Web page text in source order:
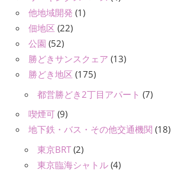
他地域開発 (1)
佃地区 (22)
公園 (52)
勝どきサンスクェア (13)
勝どき地区 (175)
都営勝どき2丁目アパート (7)
喫煙可 (9)
地下鉄・バス・その他交通機関 (18)
東京BRT (2)
東京臨海シャトル (4)